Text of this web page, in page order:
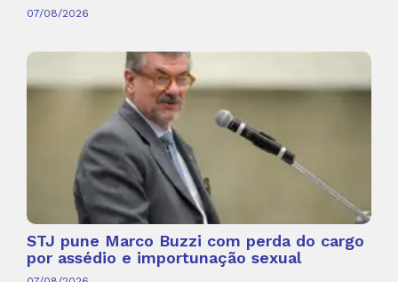
07/08/2026
STJ pune Marco Buzzi com perda do cargo
por assédio e importunação sexual